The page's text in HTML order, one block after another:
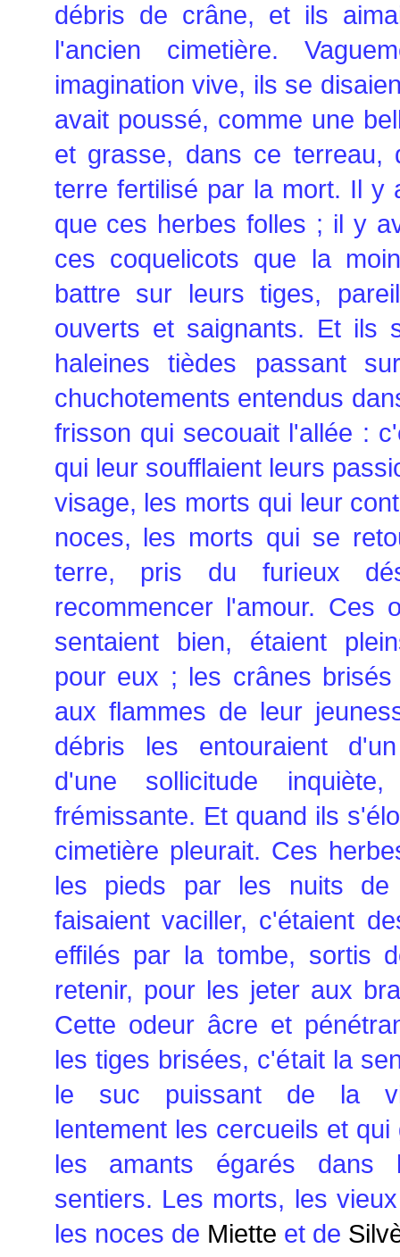
débris de crâne, et ils
l'ancien cimetière.
imagination vive, ils se
avait poussé, comme une
et grasse, dans ce terreau,
terre fertilisé par la mort. Il y
que ces herbes folles ; il y
ces coquelicots que la
battre sur leurs tiges,
ouverts et saignants. Et ils
haleines tièdes passant
chuchotements entendus
frisson qui secouait l'allée :
qui leur soufflaient leurs
visage, les morts qui leur
noces, les morts qui se
terre, pris du furieux
recommencer l'amour. Ces
sentaient bien, étaient
pour eux ; les crânes brisés
aux flammes de leur
débris les entouraient
d'une sollicitude
frémissante. Et quand ils
cimetière pleurait. Ces
les pieds par les nuits
faisaient vaciller, c'étaient
effilés par la tombe, sortis
retenir, pour les jeter aux
Cette odeur âcre et
les tiges brisées, c'était la
le suc puissant de la
lentement les cercueils et
les amants égarés dans
sentiers. Les morts, les
les noces de Miette et de